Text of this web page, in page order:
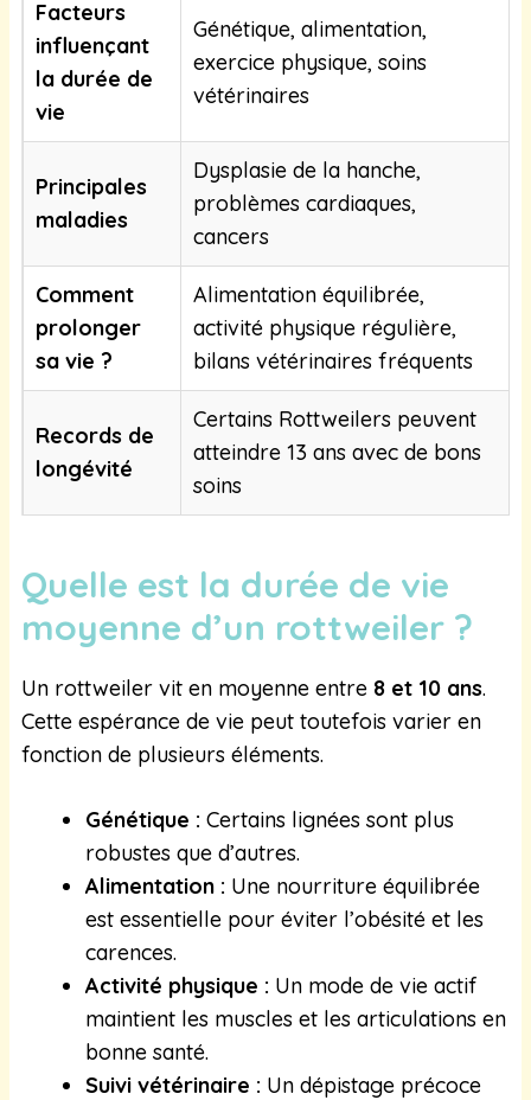
Facteurs
influençant
la durée de
vie
Génétique, alimentation,
exercice physique, soins
vétérinaires
Principales
maladies
Dysplasie de la hanche,
problèmes cardiaques,
cancers
Comment
prolonger
sa vie ?
Alimentation équilibrée,
activité physique régulière,
bilans vétérinaires fréquents
Records de
longévité
Certains Rottweilers peuvent
atteindre 13 ans avec de bons
soins
Quelle est la durée de vie
moyenne d’un rottweiler ?
Un rottweiler vit en moyenne entre 8 et 10 ans.
Cette espérance de vie peut toutefois varier en
fonction de plusieurs éléments.
Génétique : Certains lignées sont plus
robustes que d’autres.
Alimentation : Une nourriture équilibrée
est essentielle pour éviter l’obésité et les
carences.
Activité physique : Un mode de vie actif
maintient les muscles et les articulations en
bonne santé.
Suivi vétérinaire : Un dépistage précoce